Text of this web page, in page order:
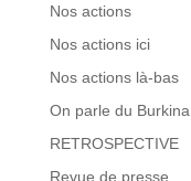
Nos actions
Nos actions ici
Nos actions là-bas
On parle du Burkina
RETROSPECTIVE
Revue de presse